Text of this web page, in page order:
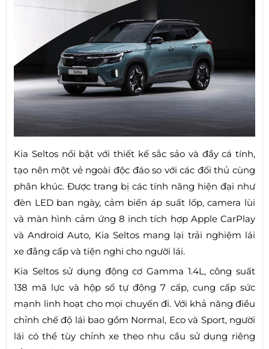
Kia Seltos nổi bật với thiết kế sắc sảo và đầy cá tính,
tạo nên một vẻ ngoài độc đáo so với các đối thủ cùng
phân khúc. Được trang bị các tính năng hiện đại như
đèn LED ban ngày, cảm biến áp suất lốp, camera lùi
và màn hình cảm ứng 8 inch tích hợp Apple CarPlay
và Android Auto, Kia Seltos mang lại trải nghiệm lái
xe đẳng cấp và tiện nghi cho người lái.
Kia Seltos sử dụng động cơ Gamma 1.4L, công suất
138 mã lực và hộp số tự động 7 cấp, cung cấp sức
mạnh linh hoạt cho mọi chuyến đi. Với khả năng điều
chỉnh chế độ lái bao gồm Normal, Eco và Sport, người
lái có thể tùy chỉnh xe theo nhu cầu sử dụng riêng